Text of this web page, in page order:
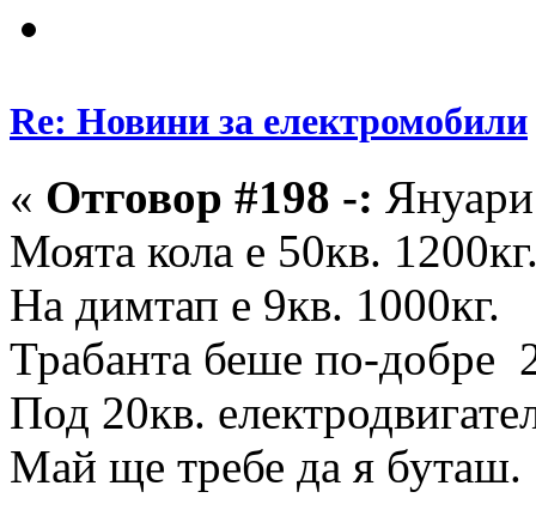
Re: Новини за електромобили
« Отговор #198 -:
Моята кола е 50кв.
На димтап е 9кв. 1000кг.
Трабанта беше по-добре
Под 20кв.
Май ще требе да я буташ.